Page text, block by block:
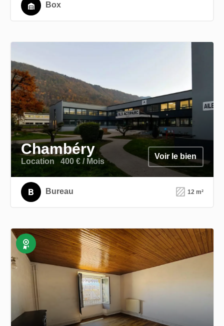
Box
Chambéry
Location 400 € / Mois
Voir le bien
Bureau 12 m²
Exclusivité